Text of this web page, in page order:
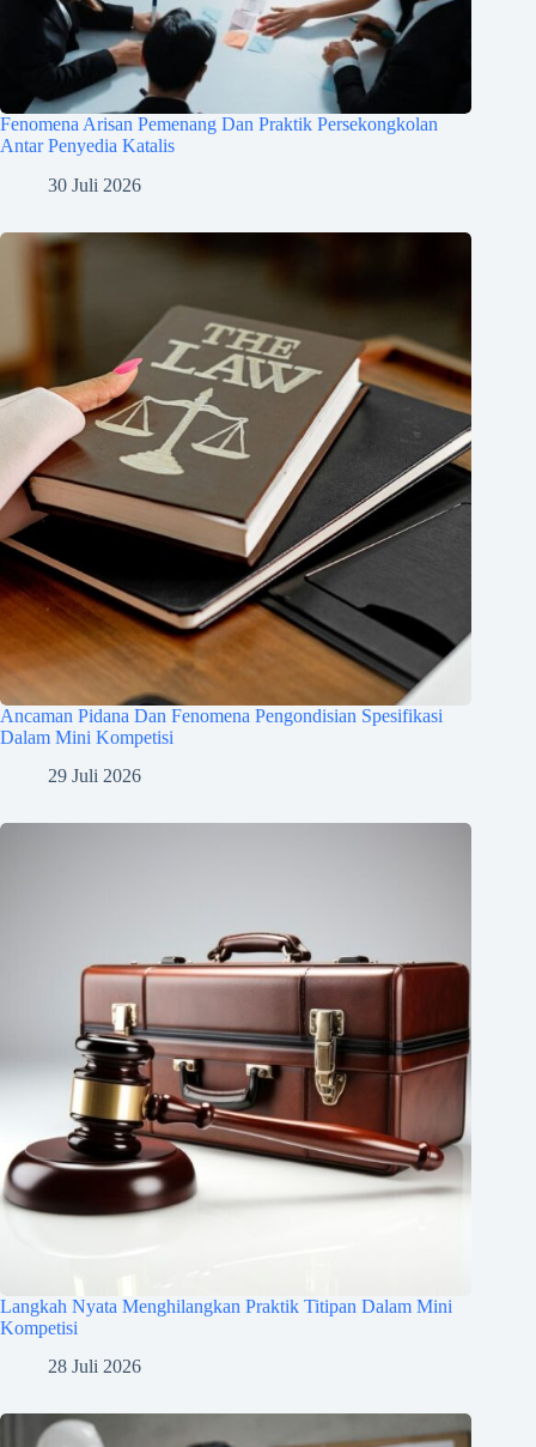
Fenomena Arisan Pemenang Dan Praktik Persekongkolan
Antar Penyedia Katalis
30 Juli 2026
Ancaman Pidana Dan Fenomena Pengondisian Spesifikasi
Dalam Mini Kompetisi
29 Juli 2026
Langkah Nyata Menghilangkan Praktik Titipan Dalam Mini
Kompetisi
28 Juli 2026